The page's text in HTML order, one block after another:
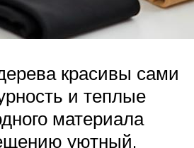
красивы сами
и теплые
материала
уютный,